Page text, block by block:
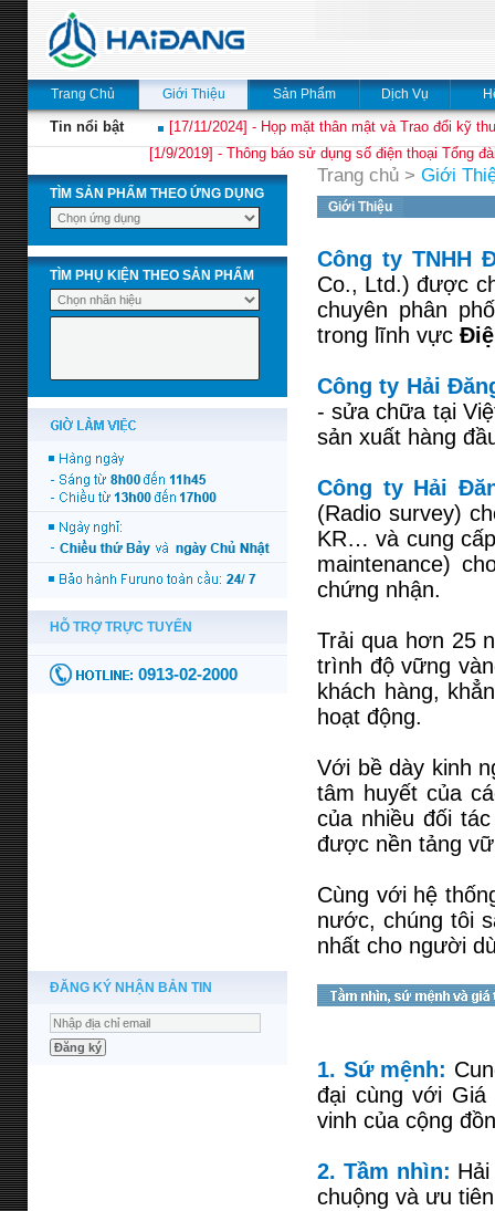
Trang Chủ Giới Thiệu Sản Phẩm Dịch Vụ
Tin nổi bật
[17/11/2024] - Họp mặt thân mật và Trao đổi kỹ
[1/9/2019] - Thông báo sử dụng số điện thoại Tổng
TÌM SẢN PHẨM THEO ỨNG DỤNG
TÌM PHỤ KIỆN THEO SẢN PHẨM
ĐĂNG KÝ NHẬN BẢN TIN
Trang chủ > Giới
Giới Thiệu
Công ty TNHH
Co., Ltd.) được
chuyên phân
trong lĩnh vực
Công ty Hải
- sửa chữa tại
sản xuất hàng
Công ty Hải
(Radio survey)
KR… và cung
maintenance)
chứng nhận.
Trải qua hơn 25
trình độ vững
khách hàng,
hoạt động.
Với bề dày kinh
tâm huyết của
của nhiều đối
được nền tảng
Cùng với hệ
nước, chúng tôi
nhất cho người
1. Sứ mệnh:
đại cùng với
vinh của cộng
2. Tầm nhìn:
chuộng và ưu